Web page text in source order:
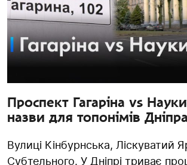
Проспект Гагаріна vs
назви для топонімів Дніпра
Вулиці Кінбурнська, Ліскуватий
Субтельного. У Дніпрі триває